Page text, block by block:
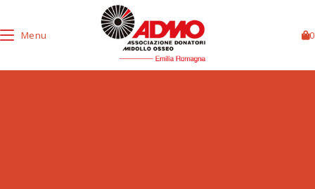
Menu 0